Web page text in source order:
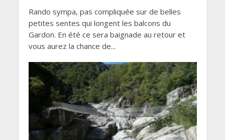
Rando sympa, pas compliquée sur de belles
petites sentes qui longent les balcons du
Gardon. En été ce sera baignade au retour et
vous aurez la chance de...